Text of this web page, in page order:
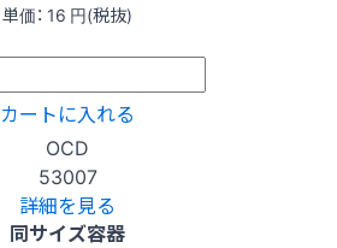
単価： 16 円(税抜)
カートに入れる
OCD
53007
詳細を見る
同サイズ容器